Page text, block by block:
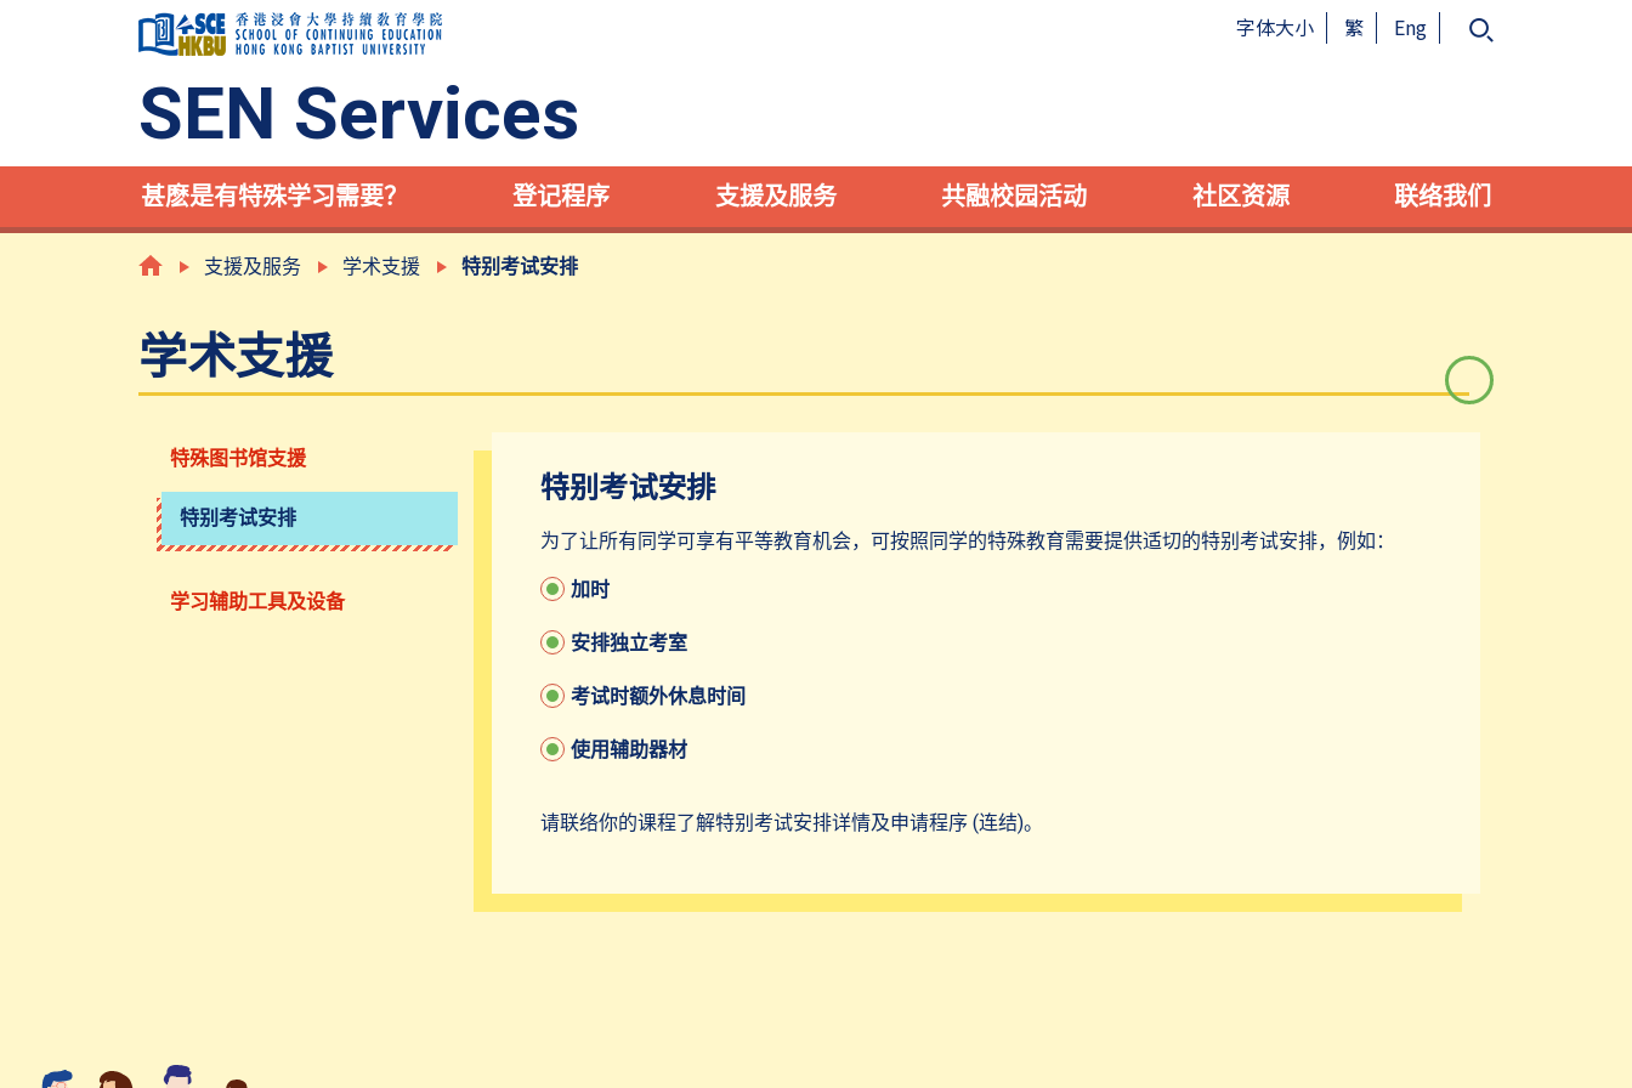
SEN Services
字体大小 繁 Eng
甚麽是有特殊学习需要？ 登记程序 支援及服务 共融校园活动 社区资源 联络我们
支援及服务 学术支援 特别考试安排
学术支援
特殊图书馆支援
特别考试安排
学习辅助工具及设备
特别考试安排
为了让所有同学可享有平等教育机会，可按照同学的特殊教育需要提供适切的特别考试安排，例如：
加时
安排独立考室
考试时额外休息时间
使用辅助器材
请联络你的课程了解特别考试安排详情及申请程序 (连结)。